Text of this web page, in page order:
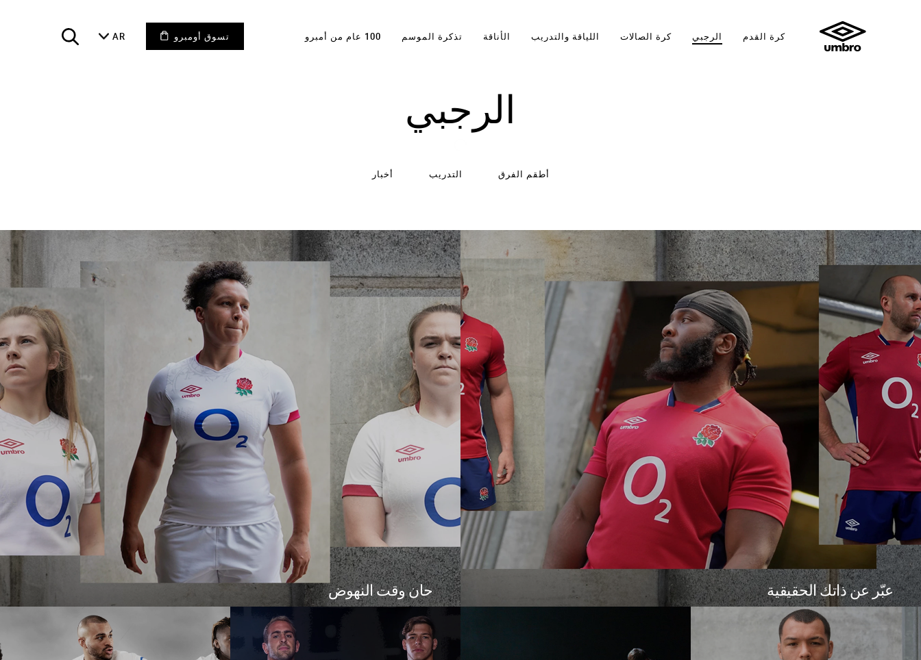
كرة القدم الرجبي كرة الصالات اللياقة والتدريب الأناقة تذكرة الموسم 100 عام من أمبرو تسوق أومبرو AR
الرجبي
أطقم الفرق التدريب أخبار
قصص
عبّر عن ذاتك الحقيقية حان وقت النهوض